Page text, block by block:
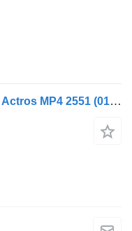
Насос подъема кабины Weber Actros MP4 2551 (01.12-) A9605530001 для тягача Mercedes-Benz Actros MP4 Antos Arocs (2012-)